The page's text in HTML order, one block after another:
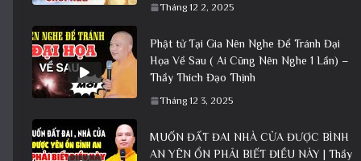
Tháng 12 2, 2025
Phật tử Tại Gia Nên Nghe Để Tránh Đại
Họa Về Sau ( Ai Cũng Nên Nghe 1 Lần) –
Thầy Thích Đạo Thịnh
Tháng 12 3, 2025
MUỐN ĐẤT ĐAI NHÀ CỬA ĐƯỢC BÌNH
AN YÊN ỔN PHẢI BIẾT ĐIỀU NÀY | Thầy